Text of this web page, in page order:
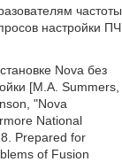
частоты
настройки ПЧ
Nova без
[М.А. Summers,
"Nova
National
Prepared for
of Fusion